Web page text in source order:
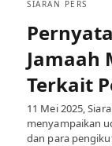
SIARAN PERS
Jamaah
Terkait
11 Mei 2025,
menyampaikan
dan para